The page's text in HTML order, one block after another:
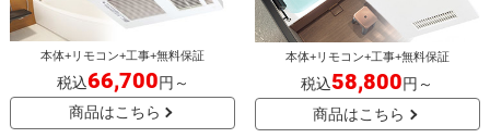
本体+リモコン+工事+無料保証
税込66,700円～
商品はこちら
本体+リモコン+工事+無料保証
税込58,800円～
商品はこちら